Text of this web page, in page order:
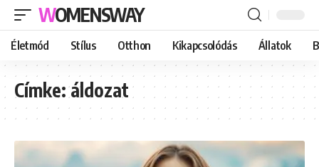
WOMENSWAY
Életmód Stílus Otthon Kikapcsolódás Állatok
Címke:áldozat